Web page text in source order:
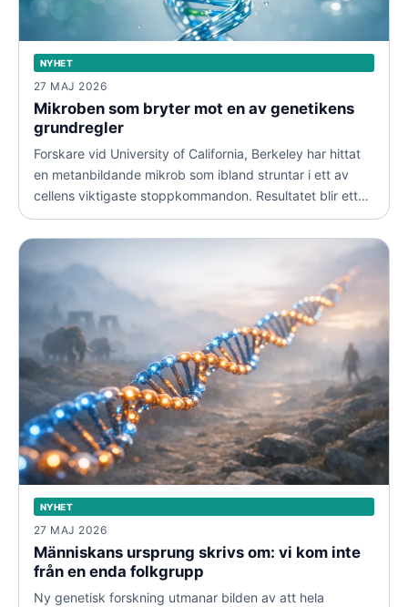
NYHET
27 MAJ 2026
Mikroben som bryter mot en av genetikens
grundregler
Forskare vid University of California, Berkeley har hittat
en metanbildande mikrob som ibland struntar i ett av
cellens viktigaste stoppkommandon. Resultatet blir ett
slags genetiskt myntkast där samma kod kan ge upphov
till två olika proteiner.
NYHET
27 MAJ 2026
Människans ursprung skrivs om: vi kom inte
från en enda folkgrupp
Ny genetisk forskning utmanar bilden av att hela